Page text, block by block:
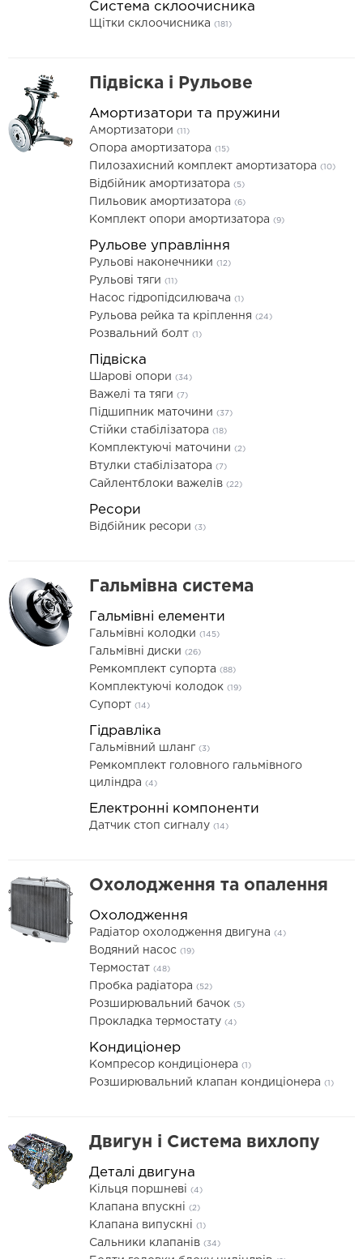
Система склоочисника
Щітки склоочисника (181)
Підвіска і Рульове
Амортизатори та пружини
Амортизатори (11)
Опора амортизатора (15)
Пилозахисний комплект амортизатора (10)
Відбійник амортизатора (5)
Пильовик амортизатора (6)
Комплект опори амортизатора (9)
Рульове управління
Рульові наконечники (12)
Рульові тяги (11)
Насос гідропідсилювача (1)
Рульова рейка та кріплення (24)
Розвальний болт (1)
Підвіска
Шарові опори (34)
Важелі та тяги (7)
Підшипник маточини (37)
Стійки стабілізатора (18)
Комплектуючі маточини (2)
Втулки стабілізатора (7)
Сайлентблоки важелів (22)
Ресори
Відбійник ресори (3)
Гальмівна система
Гальмівні елементи
Гальмівні колодки (145)
Гальмівні диски (26)
Ремкомплект супорта (88)
Комплектуючі колодок (19)
Супорт (14)
Гідравліка
Гальмівний шланг (3)
Ремкомплект головного гальмівного
циліндра (4)
Електронні компоненти
Датчик стоп сигналу (14)
Охолодження та опалення
Охолодження
Радіатор охолодження двигуна (4)
Водяний насос (19)
Термостат (48)
Пробка радіатора (52)
Розширювальний бачок (5)
Прокладка термостату (4)
Кондиціонер
Компресор кондиціонера (1)
Розширювальний клапан кондиціонера (1)
Двигун і Система вихлопу
Деталі двигуна
Кільця поршневі (4)
Клапана впускні (2)
Клапана випускні (1)
Сальники клапанів (34)